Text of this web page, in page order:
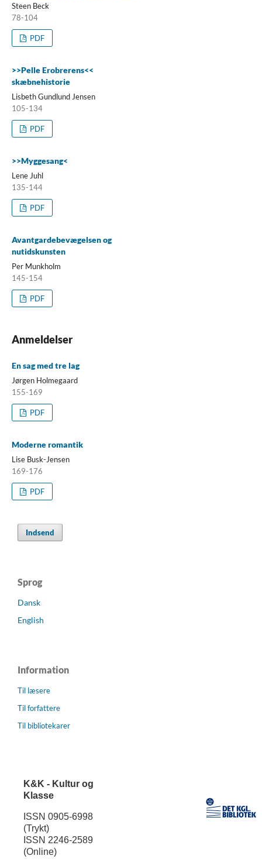
Steen Beck
78-104
PDF
>>Pelle Erobrerens<<
skæbnehistorie
Lisbeth Gundlund Jensen
105-134
PDF
>>Myggesang<
Lene Juhl
135-144
PDF
Avantgardebevægelsen og
nutidskunsten
Per Munkholm
145-154
PDF
Anmeldelser
En sag med tre lag
Jørgen Holmegaard
155-169
PDF
Moderne romantik
Lise Busk-Jensen
169-176
PDF
Indsend
Sprog
Dansk
English
Information
Til læsere
Til forfattere
Til bibliotekarer
K&K - Kultur og
Klasse
ISSN 0905-6998
(Trykt)
ISSN 2246-2589
(Online)